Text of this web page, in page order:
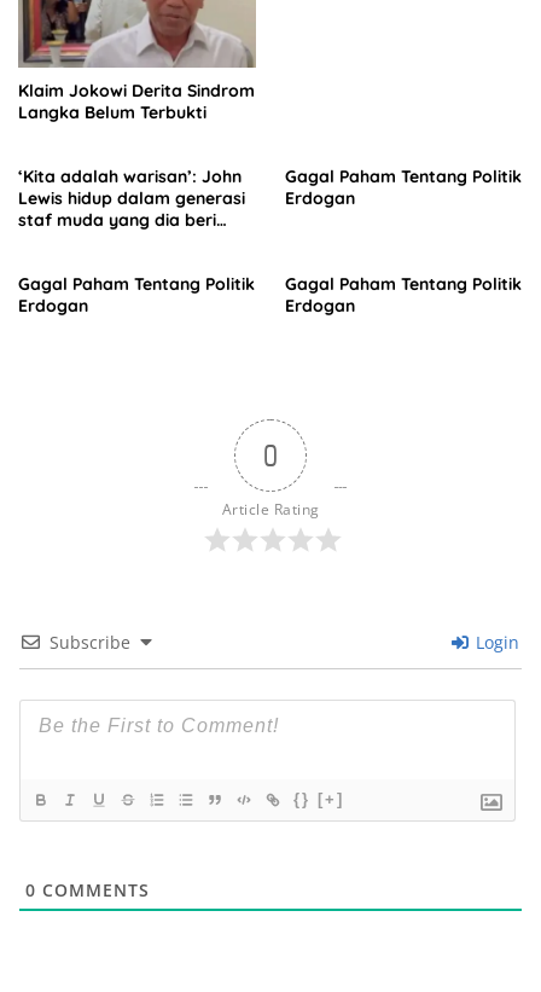
Klaim Jokowi Derita Sindrom
Langka Belum Terbukti
‘Kita adalah warisan’: John
Lewis hidup dalam generasi
staf muda yang dia beri
Gagal Paham Tentang Politik
Erdogan
Gagal Paham Tentang Politik
Erdogan
Gagal Paham Tentang Politik
Erdogan
0
Article Rating
Subscribe Login
{} [+]
0 COMMENTS